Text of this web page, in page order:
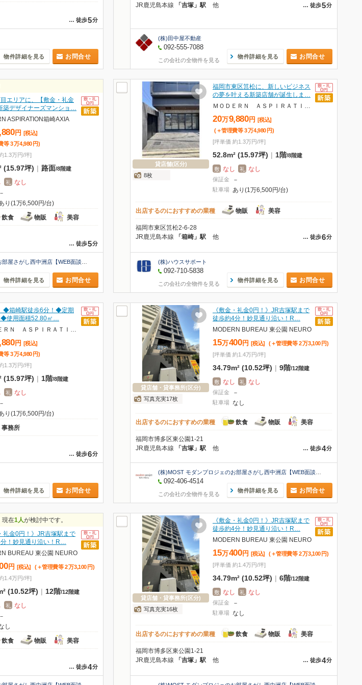
… 徒歩5分
物件詳細を見る お問合せ
… 徒歩5分
JR鹿児島本線 「吉塚」駅 他
(株)田中屋不動産
092-555-7088
この会社の全物件を見る
物件詳細を見る お問合せ
エリアに、【敷金・礼金
築デザイナーズマンショ…
ASPIRATION箱崎AXIA
円
[税込]
等 3万4,980 円)
1.3万円/坪]
(15.97坪) | 路面/8階建
礼 なし
－
り(1万6,500円/台)
飲食 物販 美容
… 徒歩5分
物件詳細を見る お問合せ
貸店舗(区分)
8枚
福岡市東区筥松に、新しいビジネス
の夢を叶える新築店舗が誕生しま…
ＭＯＤＥＲＮ ＡＳＰＩＲＡＴＩＯＮ 箱崎ＡＸＩＡ
20万9,880 円
[税込]
(＋管理費等 3万4,980 円)
[坪単価 約1.3万円/坪]
52.8m² (15.97坪) | 1階/8階建
敷 なし 礼 なし
保証金 －
駐車場 あり(1万6,500円/台)
出店するのにおすすめの業種 物販 美容
福岡市東区筥松2-6-28
… 徒歩6分
JR鹿児島本線 「箱崎」駅 他
(株)ハウスサポート
092-710-5838
この会社の全物件を見る
物件詳細を見る お問合せ
◆箱崎駅徒歩6分！◆定期
◆使用面積52.80㎡…
ＭＯＤＥＲＮ ＡＳＰＩＲＡＴＩＯＮ 箱崎ＡＸＩＡ
円
[税込]
等 3万4,980 円)
1.3万円/坪]
(15.97坪) | 1階/8階建
礼 なし
－
り(1万6,500円/台)
事務所
… 徒歩6分
物件詳細を見る お問合せ
貸店舗・貸事務所(区分)
写真充実17枚
《敷金・礼金0円！》JR吉塚駅まで
徒歩約4分！妙見通り沿い！R…
MODERN BUREAU 東公園 NEURO
15万400 円 [税込] (＋管理費等 2万3,100 円)
[坪単価 約1.4万円/坪]
34.79m² (10.52坪) | 9階/12階建
敷 なし 礼 なし
保証金 －
駐車場 なし
出店するのにおすすめの業種 飲食 物販 美容
福岡市博多区東公園1-21
… 徒歩4分
JR鹿児島本線 「吉塚」駅 他
092-406-4514
この会社の全物件を見る
物件詳細を見る お問合せ
現在1人が検討中です。
礼金0円！》JR吉塚駅まで
！妙見通り沿い！R…
BUREAU 東公園 NEURO
円 [税込] (＋管理費等 2万3,100 円)
1.4万円/坪]
(10.52坪) | 12階/12階建
礼 なし
－
し
飲食 物販 美容
… 徒歩4分
貸店舗・貸事務所(区分)
写真充実16枚
《敷金・礼金0円！》JR吉塚駅まで
徒歩約4分！妙見通り沿い！R…
MODERN BUREAU 東公園 NEURO
15万400 円 [税込] (＋管理費等 2万3,100 円)
[坪単価 約1.4万円/坪]
34.79m² (10.52坪) | 6階/12階建
敷 なし 礼 なし
保証金 －
駐車場 なし
出店するのにおすすめの業種 飲食 物販 美容
福岡市博多区東公園1-21
… 徒歩4分
JR鹿児島本線 「吉塚」駅 他